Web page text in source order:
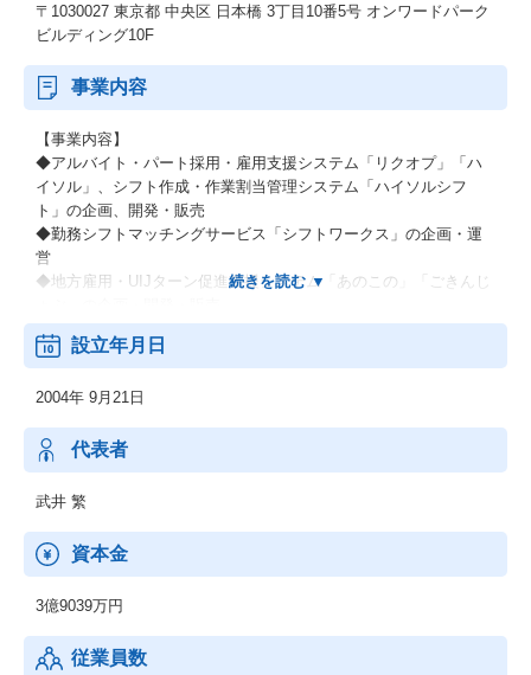
〒1030027 東京都 中央区 日本橋 3丁目10番5号 オンワードパーク
ビルディング10F
事業内容
【事業内容】
◆アルバイト・パート採用・雇用支援システム「リクオプ」「ハ
イソル」、シフト作成・作業割当管理システム「ハイソルシフ
ト」の企画、開発・販売
◆勤務シフトマッチングサービス「シフトワークス」の企画・運
営
◆地方雇用・UIJターン促進支援システム「あのこの」「ごきんじ
◆人材採用領域における主な業務／WEBサイト企画制作／WEBマ
ーケティング全般／コンサルティングトレーニング など
設立年月日
2004年 9月21日
代表者
武井 繁
資本金
3億9039万円
従業員数